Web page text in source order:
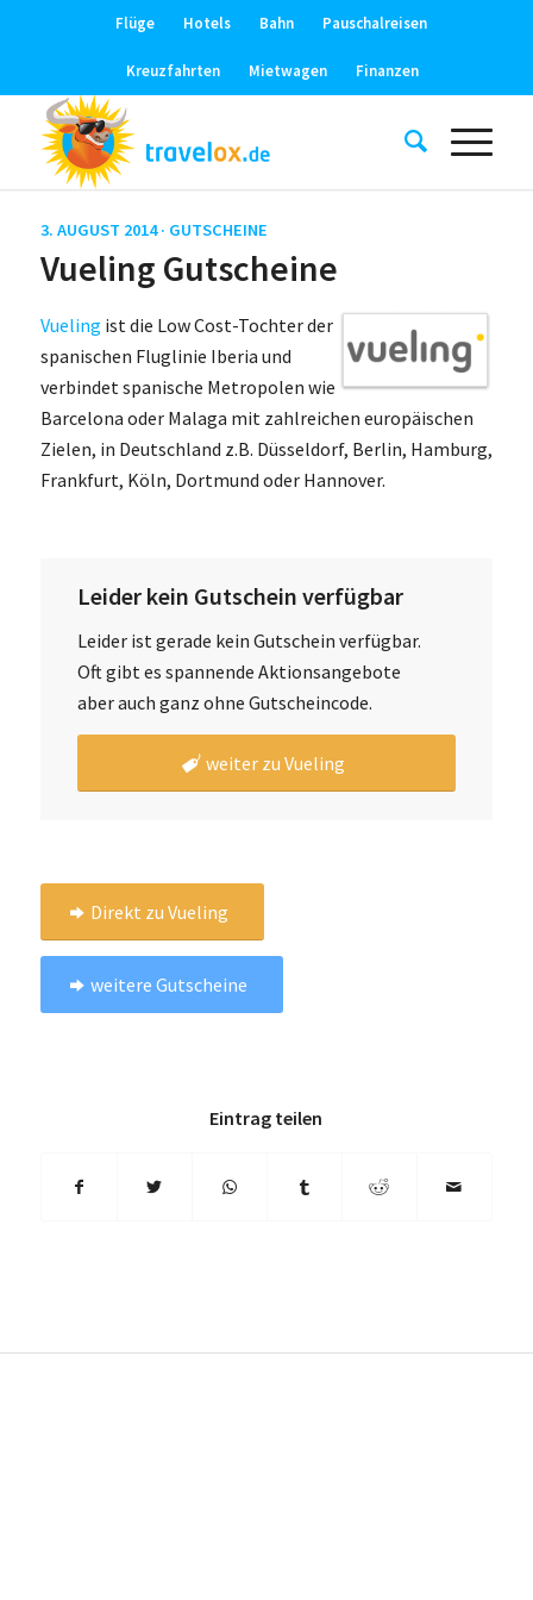
Flüge Hotels Bahn Pauschalreisen
Kreuzfahrten Mietwagen Finanzen
3. AUGUST 2014 · GUTSCHEINE
Vueling Gutscheine
Vueling ist die Low Cost-Tochter der
spanischen Fluglinie Iberia und
verbindet spanische Metropolen wie
Barcelona oder Malaga mit zahlreichen europäischen
Zielen, in Deutschland z.B. Düsseldorf, Berlin, Hamburg,
Frankfurt, Köln, Dortmund oder Hannover.
Leider kein Gutschein verfügbar
Leider ist gerade kein Gutschein verfügbar.
Oft gibt es spannende Aktionsangebote
aber auch ganz ohne Gutscheincode.
weiter zu Vueling
Direkt zu Vueling
weitere Gutscheine
Eintrag teilen